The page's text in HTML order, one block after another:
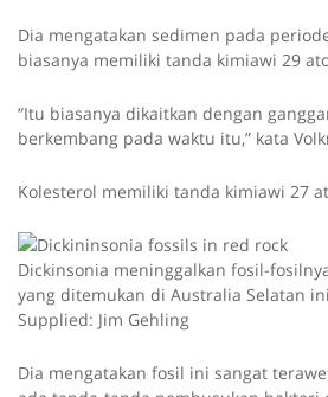
Dia mengatakan sedimen pada
biasanya memiliki tanda kimiawi 29
“Itu biasanya dikaitkan dengan
berkembang pada waktu itu,” kata
Kolesterol memiliki tanda kimiawi 27
Dickinsonia meninggalkan fosil-
yang ditemukan di Australia Selatan
Supplied: Jim Gehling
Dia mengatakan fosil ini sangat